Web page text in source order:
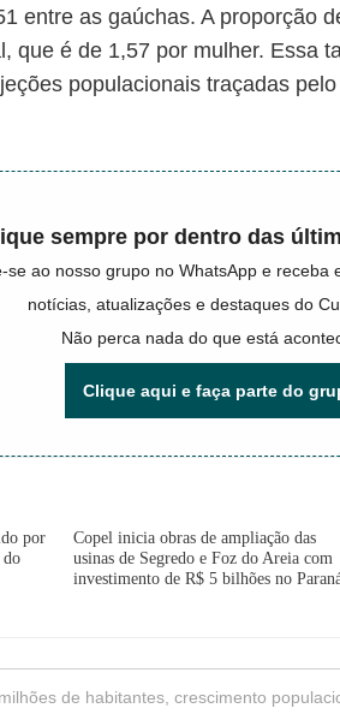
entre as gaúchas. A proporção
que é de 1,57 por mulher. Essa
populacionais traçadas
sempre por dentro das
se ao nosso grupo no WhatsApp e receba
notícias, atualizações e destaques do
Não perca nada do que está
Clique aqui e faça parte do
por
do
Copel inicia obras de ampliação das
usinas de Segredo e Foz do Areia com
investimento de R$ 5 bilhões no
de habitantes crescimento